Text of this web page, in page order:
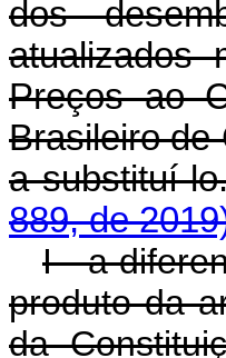
dos
atualizados
Preços ao
Brasileiro de
a
889, de
I - a
produto da
da